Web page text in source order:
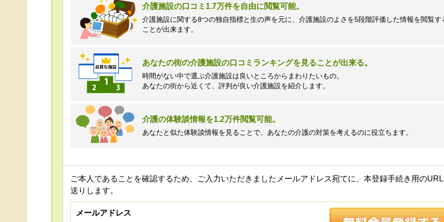
介護施設の口コミ1.7万件を自由に閲覧可能。
介護施設に関する8つの独自指標と生の声を元に、介護施設のよさを5段階評価した情報を閲覧す
ことが出来ます。
あなたの街の介護施設の口コミランキングを見ることが出来る。
時間がない中で選ぶ介護施設は良いところからまわりたいもの。
あなたの街から近くて、評判が良い介護施設を紹介します。
介護の体験談情報を1.2万件閲覧可能。
あなたと似た体験談情報を見ることで、あなたの介護の対策を考えるのに役立ちます。
ご本人であることを確認するため、ご入力いただきましたメールアドレス宛てに、本登録手続き用の
送りします。
メールアドレス